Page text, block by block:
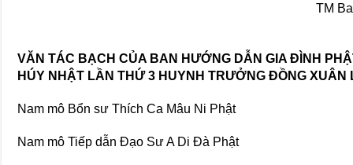
TM
VĂN TÁC BẠCH CỦA BAN HƯỚNG DẪN GIA ĐÌNH
HÚY NHẬT LẦN THỨ 3 HUYNH TRƯỞNG ĐỒNG XUÂN
Nam mô Bổn sư Thích Ca Mâu Ni Phật
Nam mô Tiếp dẫn Đạo Sư A Di Đà Phật